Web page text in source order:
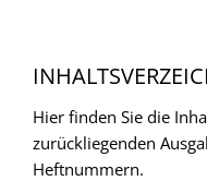
Hier finden Sie die
zurückliegenden
Heftnummern.